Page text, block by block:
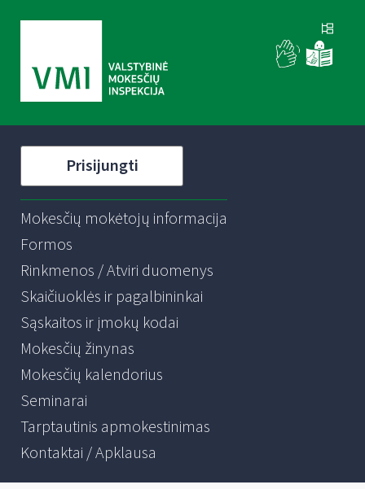
Prisijungti
Mokesčių mokėtojų informacija
Formos
Rinkmenos / Atviri duomenys
Skaičiuoklės ir pagalbininkai
Sąskaitos ir įmokų kodai
Mokesčių žinynas
Mokesčių kalendorius
Seminarai
Tarptautinis apmokestinimas
Kontaktai / Apklausa